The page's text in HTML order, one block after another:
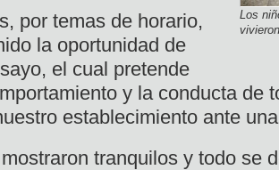
Los
por temas de horario,
la oportunidad de
el cual pretende
y la conducta de
establecimiento ante
tranquilos y todo se